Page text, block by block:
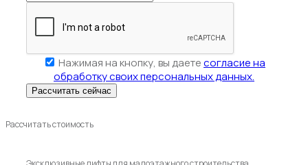
Нажимая на кнопку, вы даетесогласие на
обработку своих персональных данных.
Рассчитать стоимость